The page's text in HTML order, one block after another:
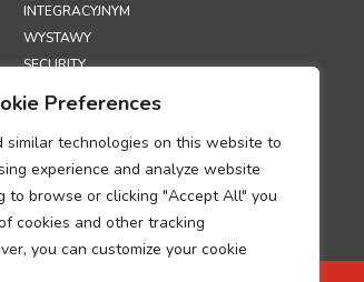
Preferences
similar technologies on this website to
experience and analyze website
to browse or clicking "Accept All" you
cookies and other tracking
you can customize your cookie
INTEGRACYJNYM
WYSTAWY
SECURITY